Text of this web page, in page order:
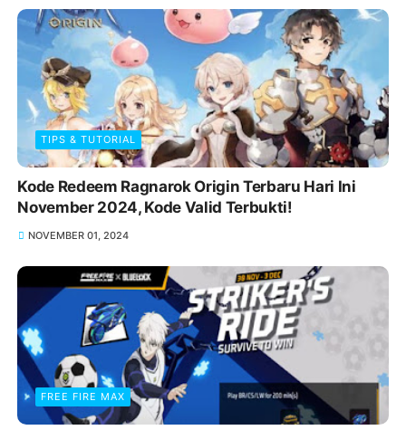
TIPS & TUTORIAL
Kode Redeem Ragnarok Origin Terbaru Hari Ini
November 2024, Kode Valid Terbukti!
NOVEMBER 01, 2024
FREE FIRE MAX